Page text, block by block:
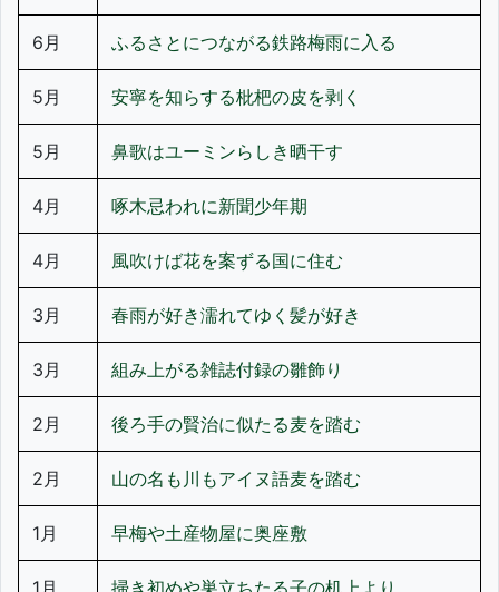
6月 ふるさとにつながる鉄路梅雨に入る
5月 安寧を知らする枇杷の皮を剥く
5月 鼻歌はユーミンらしき晒干す
4月 啄木忌われに新聞少年期
4月 風吹けば花を案ずる国に住む
3月 春雨が好き濡れてゆく髪が好き
3月 組み上がる雑誌付録の雛飾り
2月 後ろ手の賢治に似たる麦を踏む
2月 山の名も川もアイヌ語麦を踏む
1月 早梅や土産物屋に奥座敷
1月 掃き初めや巣立ちたる子の机上より